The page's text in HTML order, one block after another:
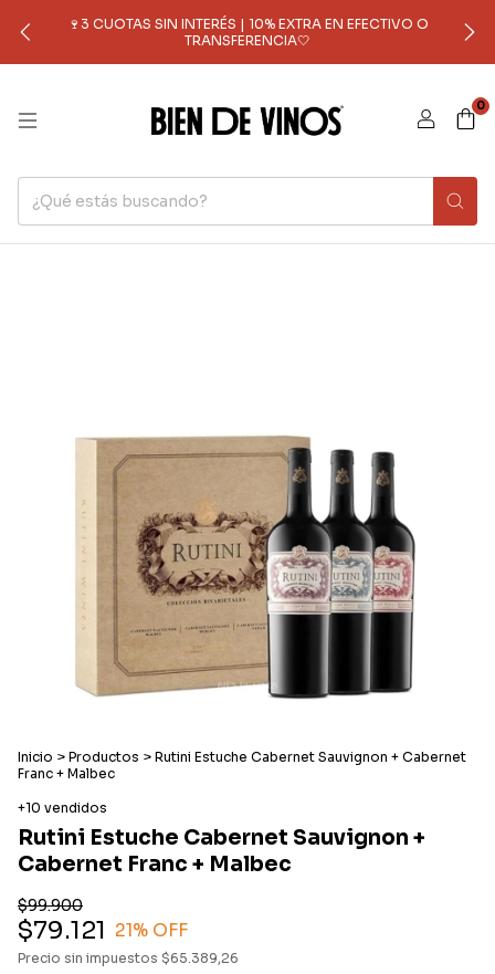
🍷3 CUOTAS SIN INTERÉS | 10% EXTRA EN EFECTIVO O
TRANSFERENCIA🤍
0
Inicio > Productos > Rutini Estuche Cabernet Sauvignon + Cabernet
Franc + Malbec
+10 vendidos
Rutini Estuche Cabernet Sauvignon +
Cabernet Franc + Malbec
$99.900
$79.121 21% OFF
Precio sin impuestos $65.389,26